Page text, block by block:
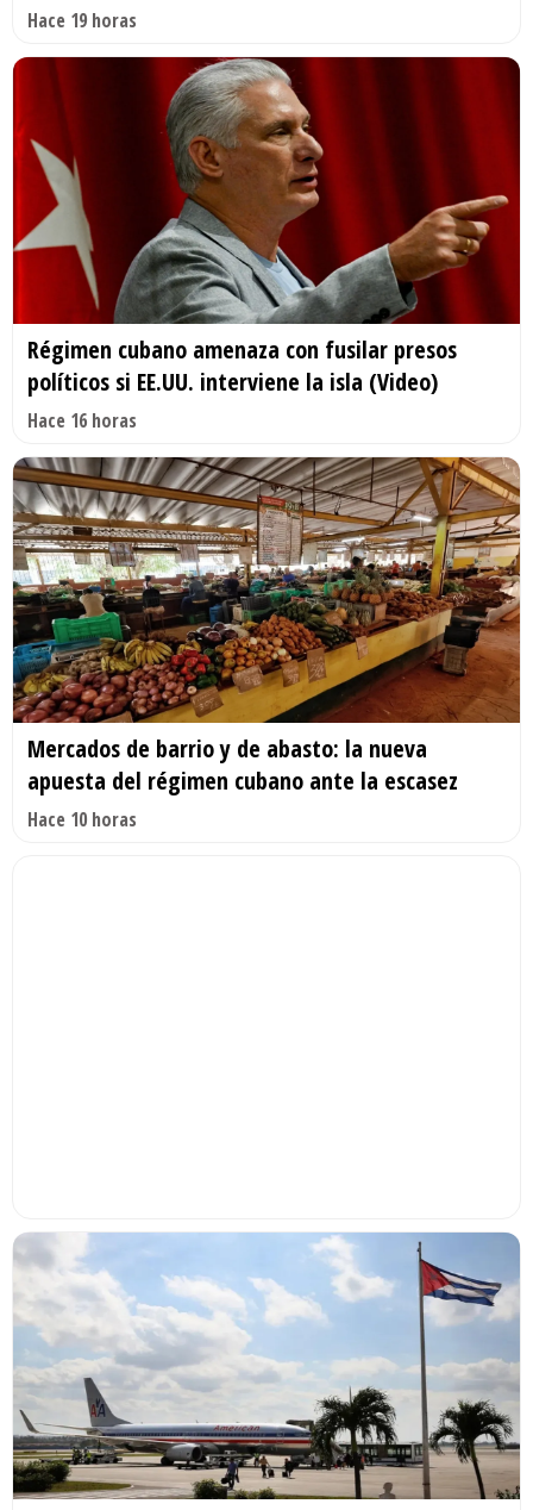
Hace 19 horas
Régimen cubano amenaza con fusilar presos
políticos si EE.UU. interviene la isla (Video)
Hace 16 horas
Mercados de barrio y de abasto: la nueva
apuesta del régimen cubano ante la escasez
Hace 10 horas